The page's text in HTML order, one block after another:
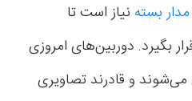
بسته نیاز است تا
بگیرد. دوربین‌های امروزی
و قادرند تصاویری